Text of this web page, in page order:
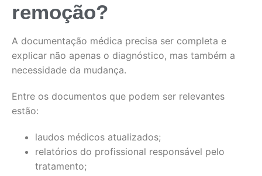
remoção?
A documentação médica precisa ser completa e
explicar não apenas o diagnóstico, mas também a
necessidade da mudança.
Entre os documentos que podem ser relevantes
estão:
laudos médicos atualizados;
relatórios do profissional responsável pelo
tratamento;